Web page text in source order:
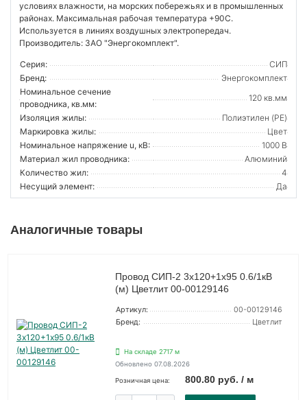
условиях влажности, на морских побережьях и в промышленных
районах. Максимальная рабочая температура +90С.
Используется в линиях воздушных электропередач.
Производитель: ЗАО "Энергокомплект".
Серия:
СИП
Бренд:
Энергокомплект
Номинальное сечение
проводника, кв.мм:
120 кв.мм
Изоляция жилы:
Полиэтилен (PE)
Маркировка жилы:
Цвет
Номинальное напряжение u, кВ:
1000 В
Материал жил проводника:
Алюминий
Количество жил:
4
Несущий элемент:
Да
Аналогичные товары
Провод СИП-2 3х120+1х95 0.6/1кВ
(м) Цветлит 00-00129146
Артикул:
00-00129146
Бренд:
Цветлит
На складе 2717 м
Обновлено 07.08.2026
Розничная цена: 800.80 руб. / м